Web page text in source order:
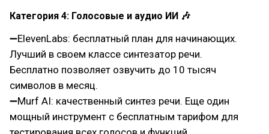
Категория 4: Голосовые и аудио ИИ 🎶
➖ElevenLabs: бесплатный план для начинающих.
Лучший в своем классе синтезатор речи.
Бесплатно позволяет озвучить до 10 тысяч
символов в месяц.
➖Murf AI: качественный синтез речи. Еще один
мощный инструмент с бесплатным тарифом для